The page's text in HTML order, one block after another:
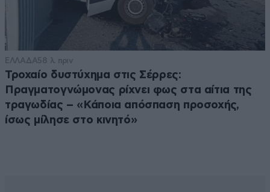
ΕΛΛΑΔΑ58 λ. πριν
Τροχαίο δυστύχημα στις Σέρρες:
Πραγματογνώμονας ρίχνει φως στα αίτια της
τραγωδίας – «Κάποια απόσπαση προσοχής,
ίσως μίλησε στο κινητό»